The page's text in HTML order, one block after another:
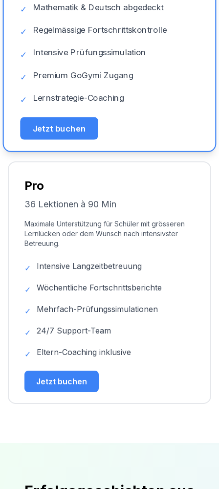
✓ Mathematik & Deutsch abgedeckt
✓ Regelmässige Fortschrittskontrolle
✓ Intensive Prüfungssimulation
✓ Premium GoGymi Zugang
✓ Lernstrategie-Coaching
Jetzt buchen
Pro
36 Lektionen à 90 Min
Maximale Unterstützung für Schüler mit grösseren
Lernlücken oder dem Wunsch nach intensivster
Betreuung.
✓ Intensive Langzeitbetreuung
✓ Wöchentliche Fortschrittsberichte
✓ Mehrfach-Prüfungssimulationen
✓ 24/7 Support-Team
✓ Eltern-Coaching inklusive
Jetzt buchen